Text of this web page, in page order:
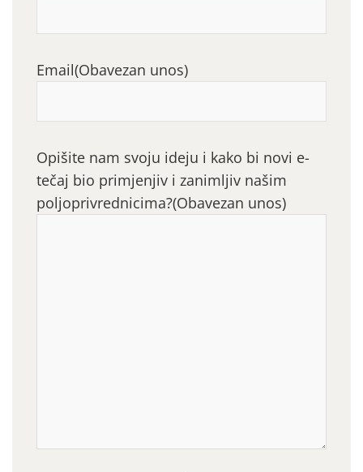
Email(Obavezan unos)
Opišite nam svoju ideju i kako bi novi e-
tečaj bio primjenjiv i zanimljiv našim
poljoprivrednicima?(Obavezan unos)